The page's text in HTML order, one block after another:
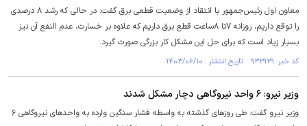
معاون اول رئیس‌جمهور با انتقاد از وضعیت قطعی برق گفت: در حالی که رشد ۸ درصدی
را توقع داریم، روزانه ۷تا ۸ساعت قطع برق داریم که علاوه بر خسارت، عدم النفع آن نیز
بسیار زیاد است که برای حل این مشکل کار بزرگی صورت گیرد.
کد خبر: ۹۳۲۹۲۹ تاریخ انتشار : ۱۴۰۳/۰۶/۱۰
وزیر نیرو: ۶ واحد نیروگاهی دچار مشکل شدند
وزیر نیرو گفت: طی روز‌های گذشته به واسطه فشار سنگین وارده به واحد‌های نیروگاهی ۶